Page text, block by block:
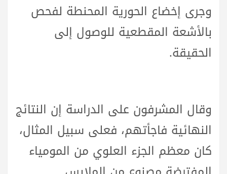
وجرى إخضاع الحورية المحنطة لفحص
بالأشعة المقطعية للوصول إلى
الحقيقة.
وقال المشرفون على الدراسة إن النتائج
النهائية فاجأتهم، فعلى سبيل المثال،
كان معظم الجزء العلوي من المومياء